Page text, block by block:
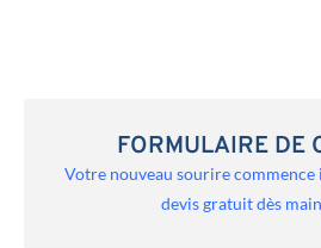
FORMULAIRE DE
Votre nouveau sourire
devis gratuit dès